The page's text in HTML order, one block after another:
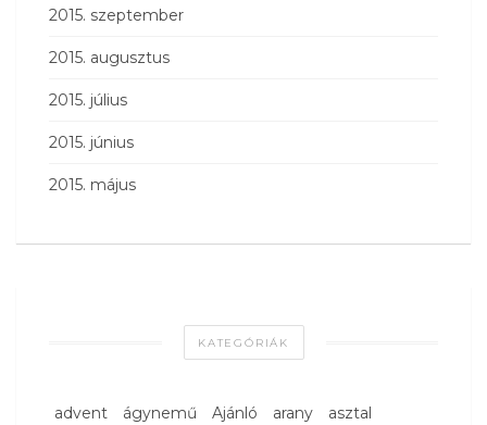
2015. szeptember
2015. augusztus
2015. július
2015. június
2015. május
KATEGÓRIÁK
advent ágynemű Ajánló arany asztal